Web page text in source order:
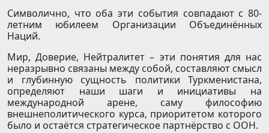
Символично, что оба эти события совпадают с 80-
летним юбилеем Организации Объединённых
Наций.
Мир, Доверие, Нейтралитет – эти понятия для нас
неразрывно связаны между собой, составляют смысл
и глубинную сущность политики Туркменистана,
определяют наши шаги и инициативы на
международной арене, саму философию
внешнеполитического курса, приоритетом которого
было и остаётся стратегическое партнёрство с ООН.